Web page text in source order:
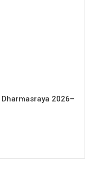
Dharmasraya 2026–